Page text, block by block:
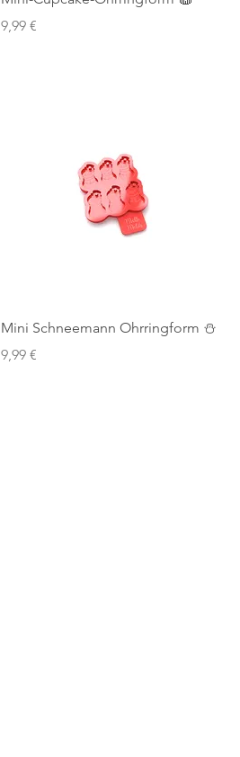
Preis
9,99 €
Mini Schneemann Ohrringform ⛄
Preis
9,99 €